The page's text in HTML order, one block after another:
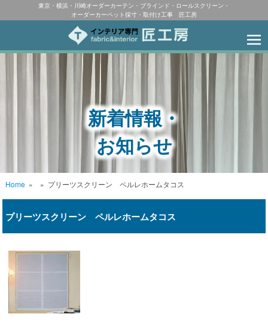
東京・横浜・川崎オーダーカーテン・ブラインド・ロールスクリーン・
オーダーカーペット採寸・取付け工事 匠工房
新着情報・
お知らせ
Home» » プリーツスクリーン ペルレホームタコス
プリーツスクリーン ペルレホームタコス